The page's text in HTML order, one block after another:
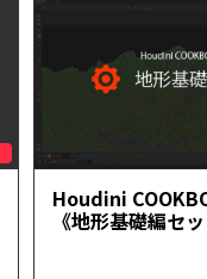
Houdini
《地形基礎編セ